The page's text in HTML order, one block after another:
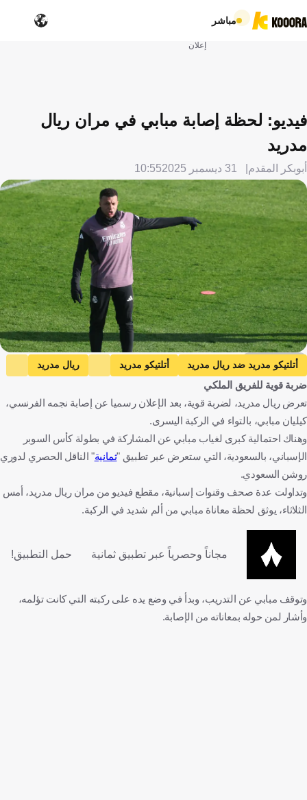
مباشر
إعلان
فيديو: لحظة إصابة مبابي في مران ريال
مدريد
أبوبكر المقدم 31 ديسمبر 2025 10:55
Getty Images
أتلتيكو مدريد ضد ريال مدريد أتلتيكو مدريد
ريال مدريد
السوبر الإسباني
إسبانيا
ضربة قوية للفريق الملكي
تعرض ريال مدريد، لضربة قوية، بعد الإعلان رسميا عن إصابة نجمه الفرنسي،
كيليان مبابي، بالتواء في الركبة اليسرى.
وهناك احتمالية كبرى لغياب مبابي عن المشاركة في بطولة كأس السوبر
الإسباني، بالسعودية، التي ستعرض عبر تطبيق "ثمانية" الناقل الحصري لدوري
روشن السعودي.
وتداولت عدة صحف وقنوات إسبانية، مقطع فيديو من مران ريال مدريد، أمس
الثلاثاء، يوثق لحظة معاناة مبابي من ألم شديد في الركبة.
مجاناً وحصرياً عبر تطبيق ثمانية حمل التطبيق!
وتوقف مبابي عن التدريب، وبدأ في وضع يده على ركبته التي كانت تؤلمه،
وأشار لمن حوله بمعاناته من الإصابة.